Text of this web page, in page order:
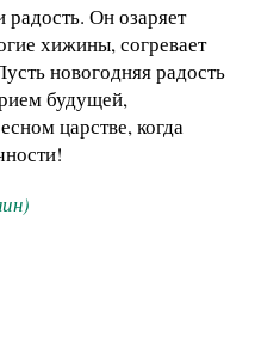
Он озаряет
хижины, согревает
новогодняя радость
будущей,
царстве, когда